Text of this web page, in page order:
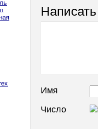
Имя
Число